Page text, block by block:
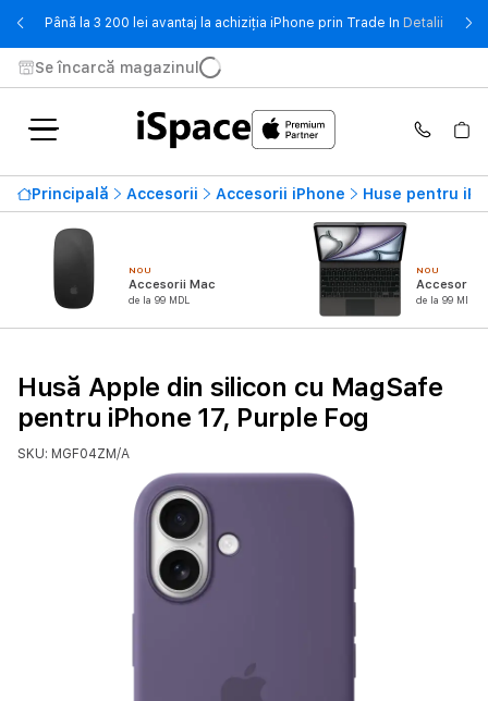
Până la 3 200 lei avantaj la achiziția iPhone prin Trade In Detalii -
Se încarcă magazinul
Principală Accesorii Accesorii iPhone Huse pentru
NOU
Accesorii Mac
de la 99 MDL
NOU
Accesorii
de la 99 MDL
Husă Apple din silicon cu MagSafe
pentru iPhone 17, Purple Fog
SKU: MGF04ZM/A